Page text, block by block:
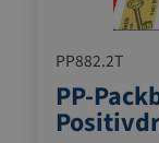
PP882.2T
PP-